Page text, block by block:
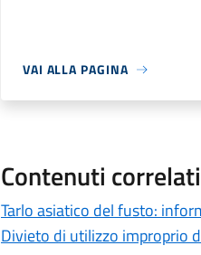
VAI ALLA PAGINA
Contenuti correlati
Tarlo asiatico del fusto:
Divieto di utilizzo improprio